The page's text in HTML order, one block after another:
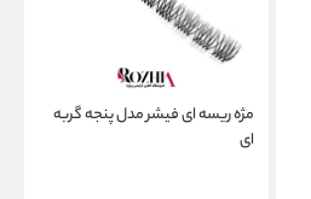
مژه ریسه ای فیشر مدل پنجه گربه
ای